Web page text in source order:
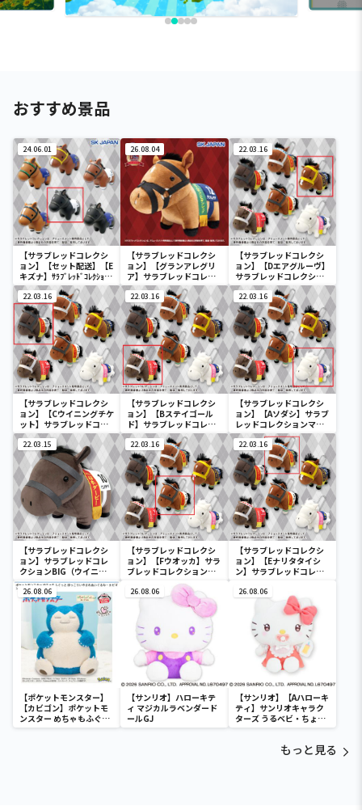
おすすめ景品
24.06.01
【サラブレッドコレクシ
ョン】【セット配送】【E
キズナ】ｻﾗﾌﾞﾚｯﾄﾞｺﾚｸｼｮﾝｿ
ﾌﾋﾞﾏｽｺｯﾄ3
26.08.04
【サラブレッドコレクシ
ョン】【グランアレグリ
ア】サラブレッドコレク
ション ふわふわBIG(グラ
ンアレグリア)
22.03.16
【サラブレッドコレクシ
ョン】【Dエアグルーヴ】
サラブレッドコレクショ
ンマスコットBC3
22.03.16
【サラブレッドコレクシ
ョン】【Cウイニングチケ
ット】サラブレッドコレ
クションマスコットBC3
22.03.16
【サラブレッドコレクシ
ョン】【Bステイゴール
ド】サラブレッドコレク
ションマスコットBC3
22.03.16
【サラブレッドコレクシ
ョン】【Aソダシ】サラブ
レッドコレクションマス
コットBC3
22.03.15
【サラブレッドコレクシ
ョン】サラブレッドコレ
クションBIG（ウイニン
グチケット）
22.03.16
【サラブレッドコレクシ
ョン】【Fウオッカ】サラ
ブレッドコレクションマ
22.03.16
【サラブレッドコレクシ
ョン】【Eナリタタイシ
ン】サラブレッドコレク
26.08.06
【ポケットモンスター】
【カビゴン】ポケットモ
ンスター めちゃもふぐっ
と ほっこりいやされぬい
26.08.06
【サンリオ】ハローキテ
ィ マジカルラベンダード
ールGJ
26.08.06
【サンリオ】【Aハローキ
ティ】サンリオキャラク
ターズ うるベビ・ちょい
デカドール
もっと見る